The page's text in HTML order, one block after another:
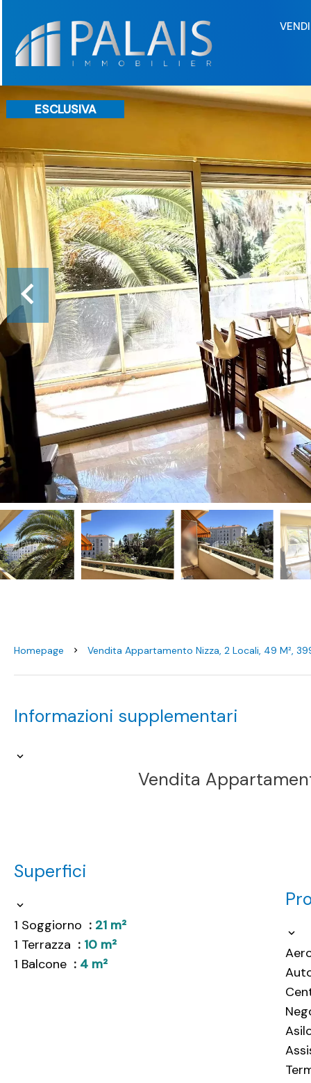
ESCLUSIVA
Homepage Vendita Appartamento Nizza, 2 Locali, 49 M²,
Informazioni supplementari
Vendita
Superfici
1 Soggiorno
21 m²
1 Terrazza
10 m²
1 Balcone
4 m²